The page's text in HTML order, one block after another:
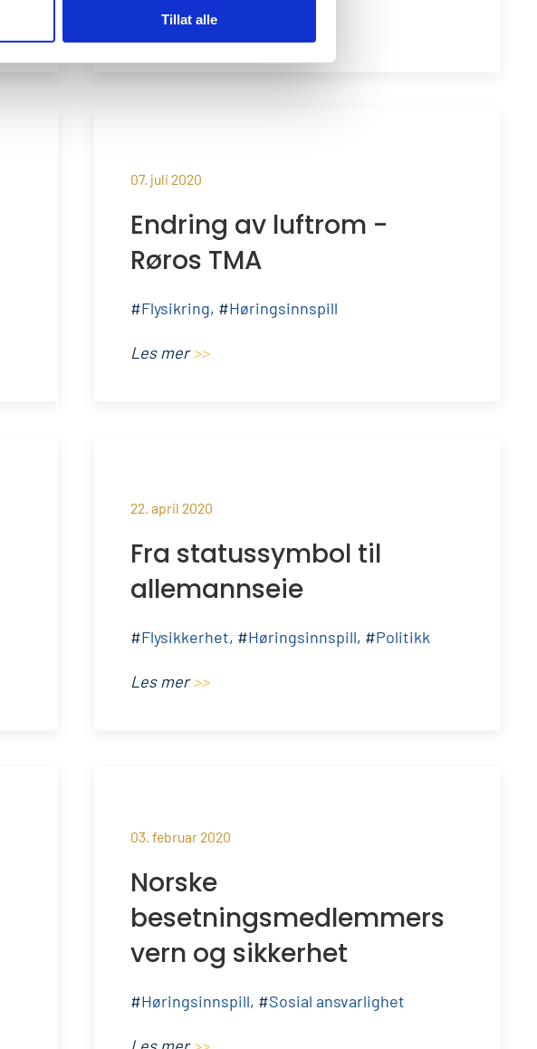
Tillat alle
07. juli 2020
Endring av luftrom -
Røros TMA
#Flysikring, #Høringsinnspill
Les mer>>
22. april 2020
Fra statussymbol til
allemannseie
#Flysikkerhet, #Høringsinnspill, #Politikk
Les mer>>
03. februar 2020
Norske
besetningsmedlemmers
vern og sikkerhet
#Høringsinnspill, #Sosial ansvarlighet